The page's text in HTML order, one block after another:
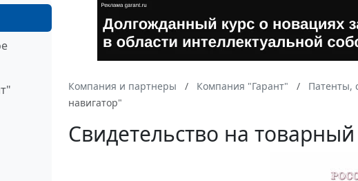
Компания и партнеры Компания "Гарант" Патенты,
навигатор"
Свидетельство на